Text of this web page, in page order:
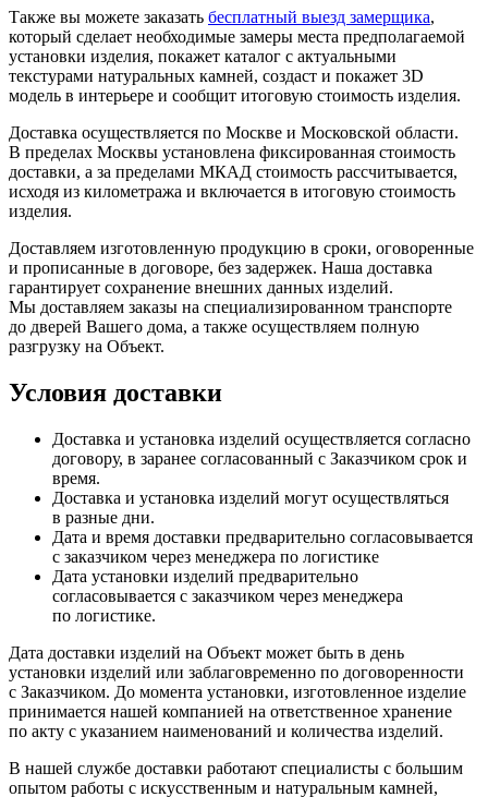
Также вы можете заказать бесплатный выезд замерщика,
который сделает необходимые замеры места предполагаемой
установки изделия, покажет каталог с актуальными
текстурами натуральных камней, создаст и покажет 3D
модель в интерьере и сообщит итоговую стоимость изделия.
Доставка осуществляется по Москве и Московской области.
В пределах Москвы установлена фиксированная стоимость
доставки, а за пределами МКАД стоимость рассчитывается,
исходя из километража и включается в итоговую стоимость
изделия.
Доставляем изготовленную продукцию в сроки, оговоренные
и прописанные в договоре, без задержек. Наша доставка
гарантирует сохранение внешних данных изделий.
Мы доставляем заказы на специализированном транспорте
до дверей Вашего дома, а также осуществляем полную
разгрузку на Объект.
Условия доставки
Доставка и установка изделий осуществляется согласно
договору, в заранее согласованный с Заказчиком срок и
время.
Доставка и установка изделий могут осуществляться
в разные дни.
Дата и время доставки предварительно согласовывается
с заказчиком через менеджера по логистике
Дата установки изделий предварительно
согласовывается с заказчиком через менеджера
по логистике.
Дата доставки изделий на Объект может быть в день
установки изделий или заблаговременно по договоренности
с Заказчиком. До момента установки, изготовленное изделие
принимается нашей компанией на ответственное хранение
по акту с указанием наименований и количества изделий.
В нашей службе доставки работают специалисты с большим
опытом работы с искусственным и натуральным камней,